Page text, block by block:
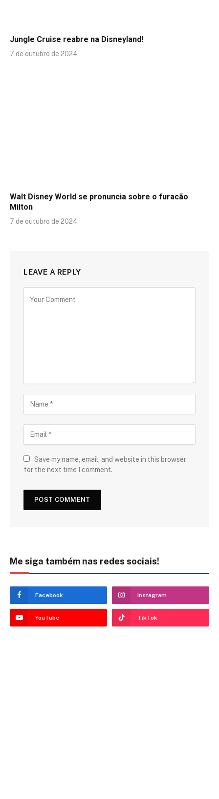
Jungle Cruise reabre na Disneyland!
7 de outubro de 2024
Walt Disney World se pronuncia sobre o furacão
Milton
7 de outubro de 2024
LEAVE A REPLY
Save my name, email, and website in this browser
for the next time I comment.
Me siga também nas redes sociais!
Facebook Instagram
YouTube TikTok